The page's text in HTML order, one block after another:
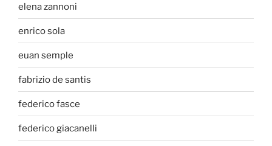
elena zannoni
enrico sola
euan semple
fabrizio de santis
federico fasce
federico giacanelli